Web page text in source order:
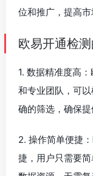
位和推广，提高市
欧易开通检
1. 数据精准度高
和专业团队，可
确的筛选，确保提
2. 操作简单便捷
捷，用户只需要